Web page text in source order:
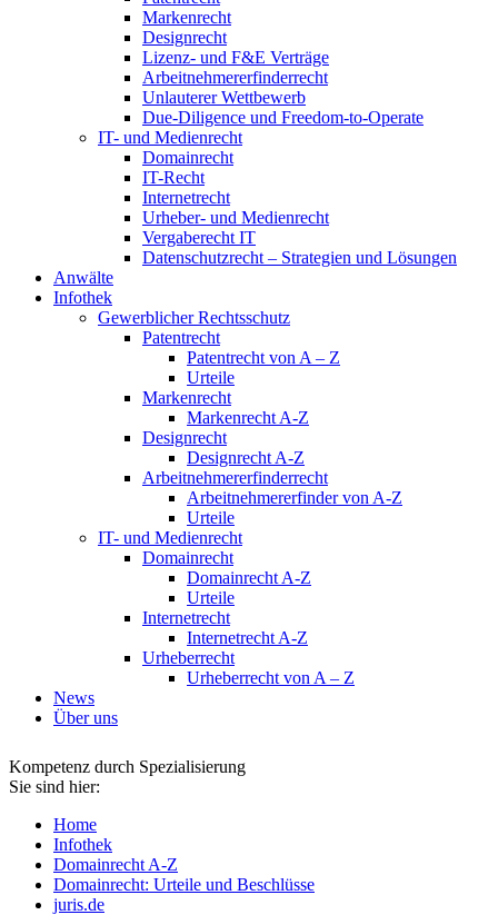
Markenrecht
Designrecht
Lizenz- und F&E Verträge
Arbeitnehmererfinderrecht
Unlauterer Wettbewerb
Due-Diligence und Freedom-to-Operate
IT- und Medienrecht
Domainrecht
IT-Recht
Internetrecht
Urheber- und Medienrecht
Vergaberecht IT
Datenschutzrecht – Strategien und Lösungen
Anwälte
Infothek
Gewerblicher Rechtsschutz
Patentrecht
Patentrecht von A – Z
Urteile
Markenrecht
Markenrecht A-Z
Designrecht
Designrecht A-Z
Arbeitnehmererfinderrecht
Arbeitnehmererfinder von A-Z
Urteile
IT- und Medienrecht
Domainrecht
Domainrecht A-Z
Urteile
Internetrecht
Internetrecht A-Z
Urheberrecht
Urheberrecht von A – Z
News
Über uns
Kompetenz durch Spezialisierung
Sie sind hier:
Home
Infothek
Domainrecht A-Z
Domainrecht: Urteile und Beschlüsse
juris.de